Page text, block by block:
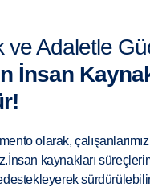
ve Adaletle
İnsan
olarak,
kaynakları